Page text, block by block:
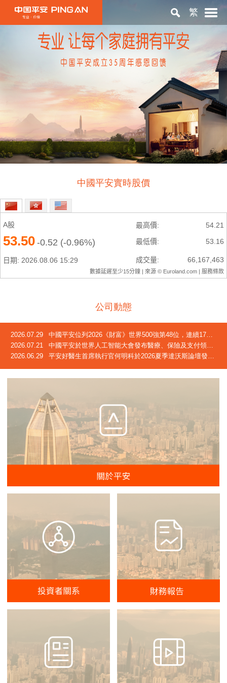
繁
中國平安實時股價
公司動態
2026.07.29
中國平安位列2026《財富》世界500強第48位，連續17年躋身榜單
2026.07.21
中國平安於世界人工智能大會發布醫療、保險及支付領域創新成果
2026.06.29
平安好醫生首席執行官何明科於2026夏季達沃斯論壇發言：中國正迎來「屬於自己的長壽時代」
關於平安
投資者關係
ESG